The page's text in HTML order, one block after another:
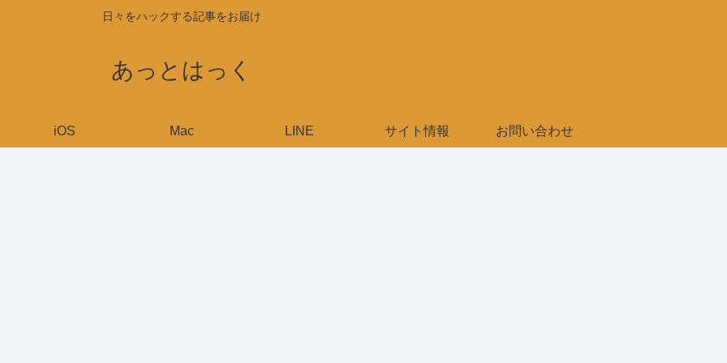
日々をハックする記事をお届け
あっとはっく
iOS Mac LINE サイト情報 お問い合わせ